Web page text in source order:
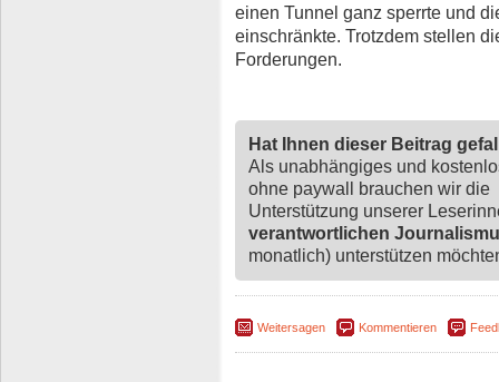
einen Tunnel ganz sperrte und
einschränkte. Trotzdem stellen
Forderungen.
Hat Ihnen dieser Beitrag
Als unabhängiges und
ohne paywall brauchen wir die
Unterstützung unserer
verantwortlichen
monatlich) unterstützen
Weitersagen Kommentieren